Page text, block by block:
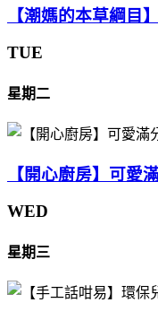
【潮媽的本草綱目
TUE
星期二
【開心廚房】可愛
WED
星期三